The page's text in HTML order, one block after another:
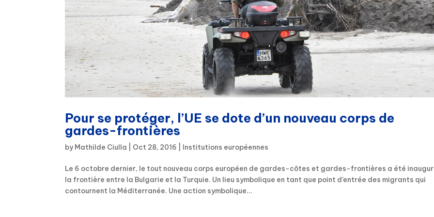
Pour se protéger, l’UE se dote d’un nouveau corps de
gardes-frontières
by Mathilde Ciulla Oct 28, 2016 Institutions européennes
Le 6 octobre dernier, le tout nouveau corps européen de gardes-côtes et gardes-frontières a été
la frontière entre la Bulgarie et la Turquie. Un lieu symbolique en tant que point d’entrée des migrants qui
contournent la Méditerranée. Une action symbolique...